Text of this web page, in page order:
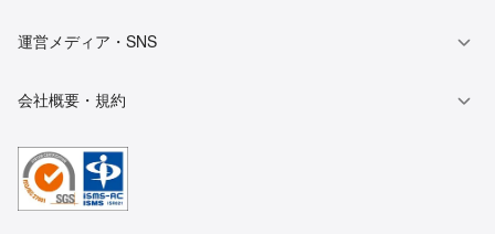
運営メディア・SNS
会社概要・規約